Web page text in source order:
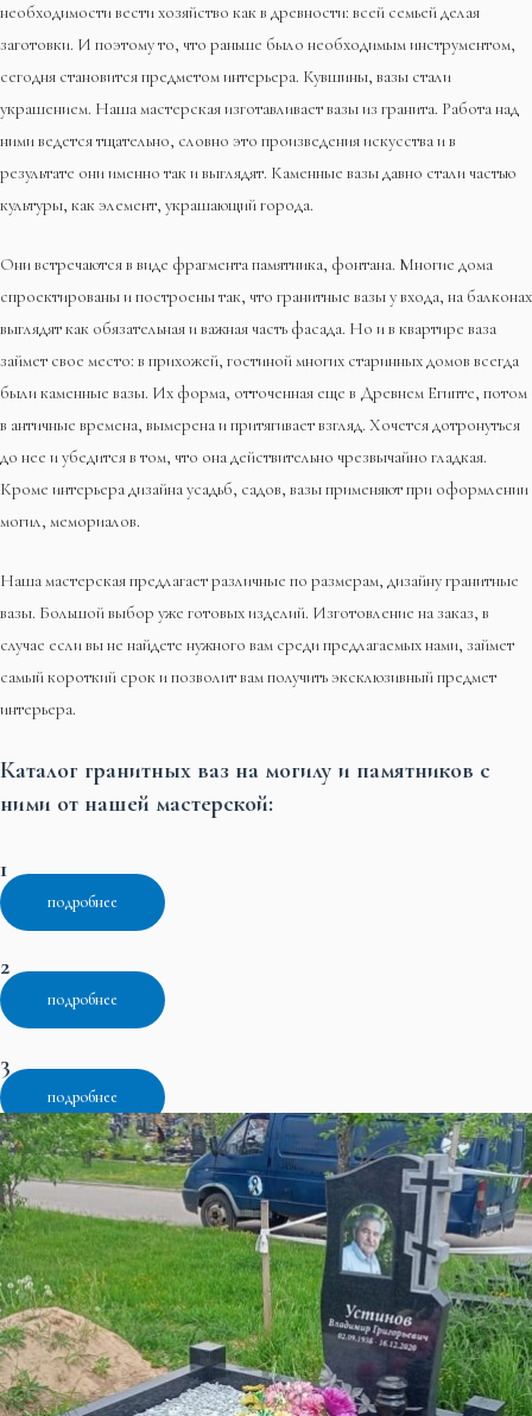
необходимости вести хозяйство как в древности: всей семьей делая
заготовки. И поэтому то, что раньше было необходимым инструментом,
сегодня становится предметом интерьера. Кувшины, вазы стали
украшением. Наша мастерская изготавливает вазы из гранита. Работа над
ними ведется тщательно, словно это произведения искусства и в
результате они именно так и выглядят. Каменные вазы давно стали частью
культуры, как элемент, украшающий города.
Они встречаются в виде фрагмента памятника, фонтана. Многие дома
спроектированы и построены так, что гранитные вазы у входа, на балконах
выглядят как обязательная и важная часть фасада. Но и в квартире ваза
займет свое место: в прихожей, гостиной многих старинных домов всегда
были каменные вазы. Их форма, отточенная еще в Древнем Египте, потом
в античные времена, вымерена и притягивает взгляд. Хочется дотронуться
до нее и убедится в том, что она действительно чрезвычайно гладкая.
Кроме интерьера дизайна усадьб, садов, вазы применяют при оформлении
могил, мемориалов.
Наша мастерская предлагает различные по размерам, дизайну гранитные
вазы. Большой выбор уже готовых изделий. Изготовление на заказ, в
случае если вы не найдете нужного вам среди предлагаемых нами, займет
самый короткий срок и позволит вам получить эксклюзивный предмет
интерьера.
Каталог гранитных ваз на могилу и памятников с
ними от нашей мастерской:
1
подробнее
2
подробнее
3
подробнее